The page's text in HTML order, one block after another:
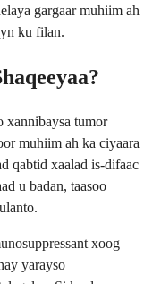
gargaar muhiim ah
ku filan.
xannibaysa tumor
muhiim ah ka ciyaara
qabtid xaalad is-difaac
u badan, taasoo
xoog
yarayso